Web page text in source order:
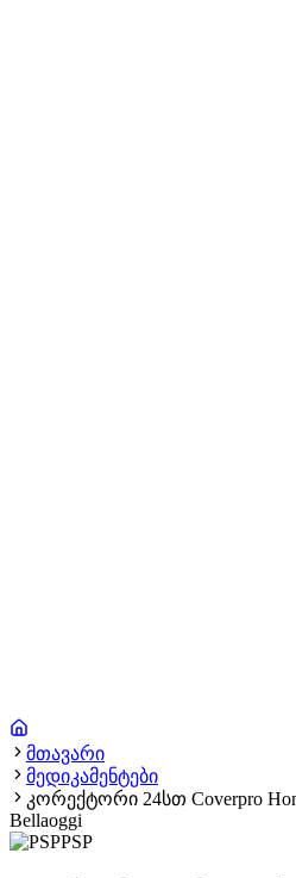
მთავარი
მედიკამენტები
კორექტორი 24სთ Coverpro
Bellaoggi
PSP